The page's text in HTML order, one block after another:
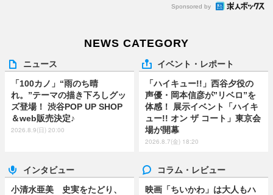
Sponsored by
NEWS CATEGORY
ニュース
「100カノ」“雨のち晴
れ。”テーマの描き下ろしグッ
ズ登場！ 渋谷POP UP SHOP
＆web販売決定♪
2026.8.9(日) 20:00
イベント・レポート
「ハイキュー!!」西谷夕役の
声優・岡本信彦が”リベロ”を
体感！ 展示イベント「ハイキ
ュー!! オン ザ コート」東京会
場が開幕
2026.8.7(金) 18:20
インタビュー
小清水亜美 史実をたどり、
コラム・レビュー
映画「ちいかわ」は大人もハ